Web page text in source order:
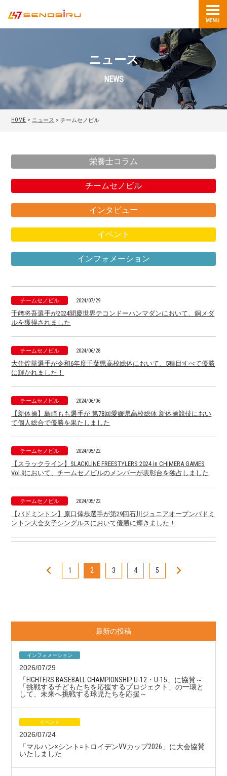
MENU
ニュース
NEWS
HOME > ニュース >チームセノビル
栄養士コラム
チームセノビル
インタビュー
イベント
インフォメーション
チームセノビル 2024/07/29
千﨑将吾選手が2024聞慶世界テコンドーハンマダンにおいて、銅メダ
ルを獲得されました
チームセノビル 2024/06/28
大住煌華選手が令和6年度千葉県高校総体において、5種目すべて優勝
に輝かれました！
チームセノビル 2024/06/06
【新体操】島崎もも選手が 第78回愛媛県高校総体 新体操競技におい
て個人総合で優勝を果たしました
チームセノビル 2024/05/22
【スラックライン】SLACKLINE FREESTYLERS 2024 in CHIMERA GAMES
Vol.9において、チームセノビルのメンバーが表彰台を独占しました
チームセノビル 2024/05/22
【バドミントン】原口倖歩選手が第29回石川ジュニアオープンバドミ
ントン大会女子シングルスにおいて優勝に輝きました！
【ハンドボール】石原直弥選手が 第32回日・韓・中ジュニア交流競
技会 日本代表に2年連続でメンバー入りされました！
ン選手権大会において団体戦優勝、個人ダブルス優勝、個人シングル
チームセノビル 2024/05/01
水泳競技大会100ｍバタフライで8位入賞されました！
【バスケ】今西優斗選手・若野瑛大選手のインタビュー記事が
「TIPOFF」に掲載されました
1 2 3 4
5
最新の投稿
インフォメーション
2026/07/29
「FIGHTERS BASEBALL CHAMPIONSHIP U-12・U-15」に協賛～
「挑戦する子どもたちを応援するプロジェクト」の一環と
して、未来へ挑戦する球児たちを応援～
イベント
2026/07/24
「マルハン×シント=トロイデンVVカップ2026」に大会協賛
いたしました